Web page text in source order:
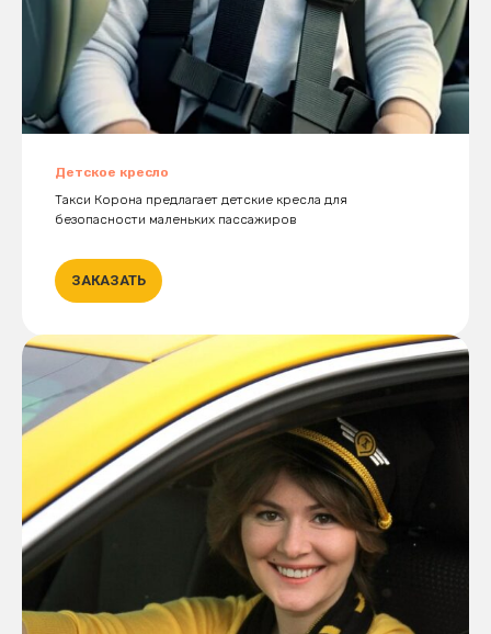
Детское кресло
Такси Корона предлагает детские кресла для
безопасности маленьких пассажиров
ЗАКАЗАТЬ